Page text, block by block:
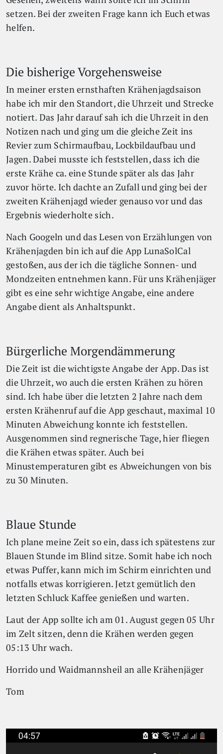
setzen. Bei der zweiten Frage kann ich Euch etwas
helfen.
Die bisherige Vorgehensweise
In meiner ersten ernsthaften Krähenjagdsaison
habe ich mir den Standort, die Uhrzeit und Strecke
notiert. Das Jahr darauf sah ich die Uhrzeit in den
Notizen nach und ging um die gleiche Zeit ins
Revier zum Schirmaufbau, Lockbildaufbau und
Jagen. Dabei musste ich feststellen, dass ich die
erste Krähe ca. eine Stunde später als das Jahr
zuvor hörte. Ich dachte an Zufall und ging bei der
zweiten Krähenjagd wieder genauso vor und das
Ergebnis wiederholte sich.
Nach Googeln und das Lesen von Erzählungen von
Krähenjagden bin ich auf die App LunaSolCal
gestoßen, aus der ich die tägliche Sonnen- und
Mondzeiten entnehmen kann. Für uns Krähenjäger
gibt es eine sehr wichtige Angabe, eine andere
Angabe dient als Anhaltspunkt.
Bürgerliche Morgendämmerung
Die Zeit ist die wichtigste Angabe der App. Das ist
die Uhrzeit, wo auch die ersten Krähen zu hören
sind. Ich habe über die letzten 2 Jahre nach dem
ersten Krähenruf auf die App geschaut, maximal 10
Minuten Abweichung konnte ich feststellen.
Ausgenommen sind regnerische Tage, hier fliegen
die Krähen etwas später. Auch bei
Minustemperaturen gibt es Abweichungen von bis
zu 30 Minuten.
Blaue Stunde
Ich plane meine Zeit so ein, dass ich spätestens zur
Blauen Stunde im Blind sitze. Somit habe ich noch
etwas Puffer, kann mich im Schirm einrichten und
notfalls etwas korrigieren. Jetzt gemütlich den
letzten Schluck Kaffee genießen und warten.
Laut der App sollte ich am 01. August gegen 05 Uhr
im Zelt sitzen, denn die Krähen werden gegen
05:13 Uhr wach.
Horrido und Waidmannsheil an alle Krähenjäger
Tom